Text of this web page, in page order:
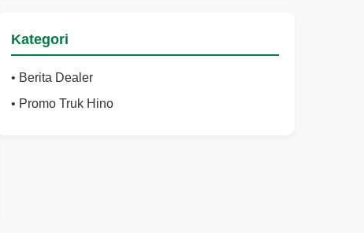
Kategori
• Berita Dealer
• Promo Truk Hino